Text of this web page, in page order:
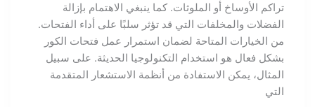
تراكم الأوساخ أو الملوثات. كما ينبغي الاهتمام بإزالة
الفضلات والمخلفات التي قد تؤثر سلبًا على أداء الفتحات.
من الخيارات المتاحة لضمان استمرار عمل فتحات الكور
بشكل فعال هو استخدام التكنولوجيا الحديثة. على سبيل
المثال، يمكن الاستفادة من أنظمة الاستشعار المتقدمة